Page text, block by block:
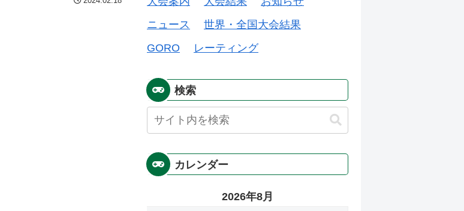
ニュース
世界・全国大会結果
GORO
レーティング
検索
カレンダー
2026年8月